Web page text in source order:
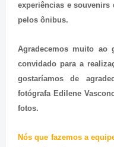
experiências e
pelos ônibus.
Agradecemos muito
convidado para a
gostaríamos de
fotógrafa Edilene
fotos.
Nós que fazemos a